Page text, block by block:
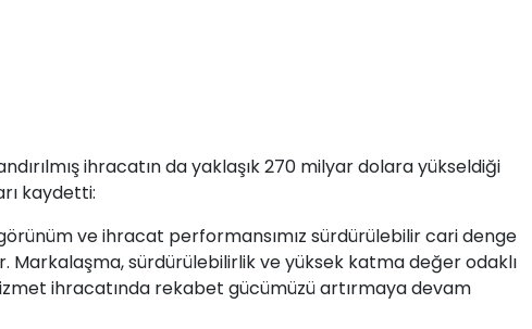
ihracatın da yaklaşık 270 milyar dolara yükseldiği
kaydetti:
ve ihracat performansımız sürdürülebilir cari denge
Markalaşma, sürdürülebilirlik ve yüksek katma değer odaklı
ihracatında rekabet gücümüzü artırmaya devam